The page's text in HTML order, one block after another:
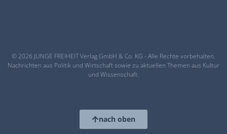
© 2026 JUNGE FREIHEIT Verlag GmbH & Co. KG - Alle Rechte vorbehalten.
Nachrichten aus Politik und Wirtschaft sowie zu aktuellen Themen aus Kultur
und Wissenschaft.
nach oben